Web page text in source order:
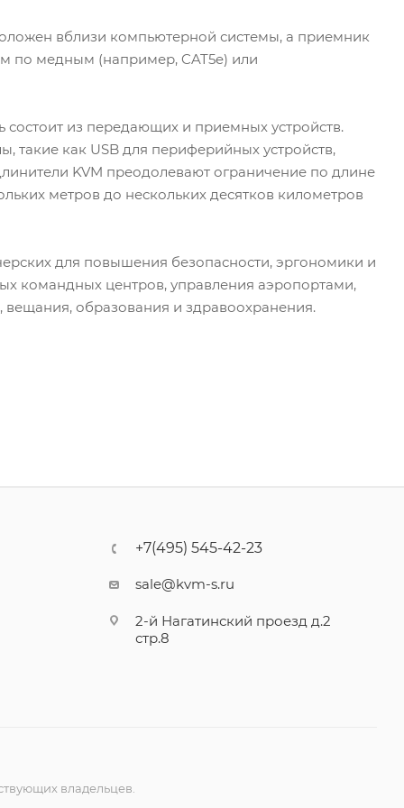
вблизи компьютерной системы, а приемник
по медным (например, CAT5e) или
состоит из передающих и приемных устройств.
такие как USB для периферийных устройств,
KVM преодолевают ограничение по длине
метров до нескольких десятков километров
для повышения безопасности, эргономики и
командных центров, управления аэропортами,
вещания, образования и здравоохранения.
+7(495) 545-42-23
sale@kvm-s.ru
2-й Нагатинский проезд д.2
стр.8
владельцев.